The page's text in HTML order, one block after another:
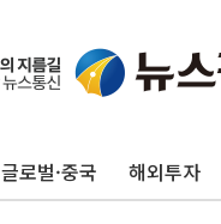
글로벌·중국 해외투자
구미 폐염
강원도 폭
[코인 시황]